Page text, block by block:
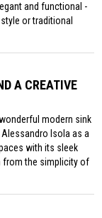
and functional -
or traditional
A CREATIVE
modern sink
Isola as a
with its sleek
from the simplicity of